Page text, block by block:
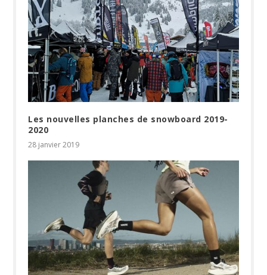
Les nouvelles planches de snowboard 2019-
2020
28 janvier 2019